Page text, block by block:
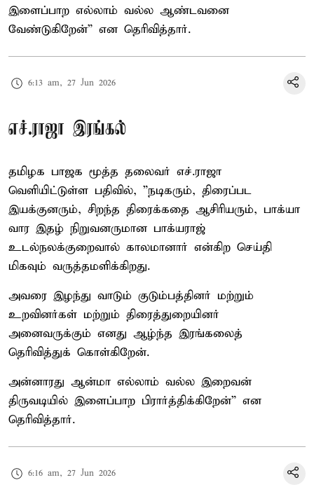
இளைப்பாற எல்லாம் வல்ல ஆண்டவனை
வேண்டுகிறேன்” என தெரிவித்தார்.
6:13 am, 27 Jun 2026
எச்.ராஜா இரங்கல்
தமிழக பாஜக மூத்த தலைவர் எச்.ராஜா
வெளியிட்டுள்ள பதிவில், ”நடிகரும், திரைப்பட
இயக்குனரும், சிறந்த திரைக்கதை ஆசிரியரும், பாக்யா
வார இதழ் நிறுவனருமான பாக்யராஜ்
உடல்நலக்குறைவால் காலமானார் என்கிற செய்தி
மிகவும் வருத்தமளிக்கிறது.
அவரை இழந்து வாடும் குடும்பத்தினர் மற்றும்
உறவினர்கள் மற்றும் திரைத்துறையினர்
அனைவருக்கும் எனது ஆழ்ந்த இரங்கலைத்
தெரிவித்துக் கொள்கிறேன்.
அன்னாரது ஆன்மா எல்லாம் வல்ல இறைவன்
திருவடியில் இளைப்பாற பிரார்த்திக்கிறேன்” என
தெரிவித்தார்.
6:16 am, 27 Jun 2026